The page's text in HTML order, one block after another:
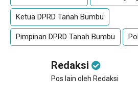
Ketua DPRD Tanah Bumbu
Pimpinan DPRD Tanah Bumbu
Redaksi
Pos lain oleh Redaksi